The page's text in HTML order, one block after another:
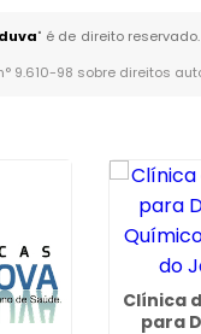
" é de direito
9.610-98 sobre direitos
Clínica
para